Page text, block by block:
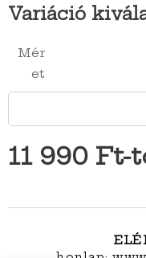
Variáció
Mér
et
11 990 Ft-